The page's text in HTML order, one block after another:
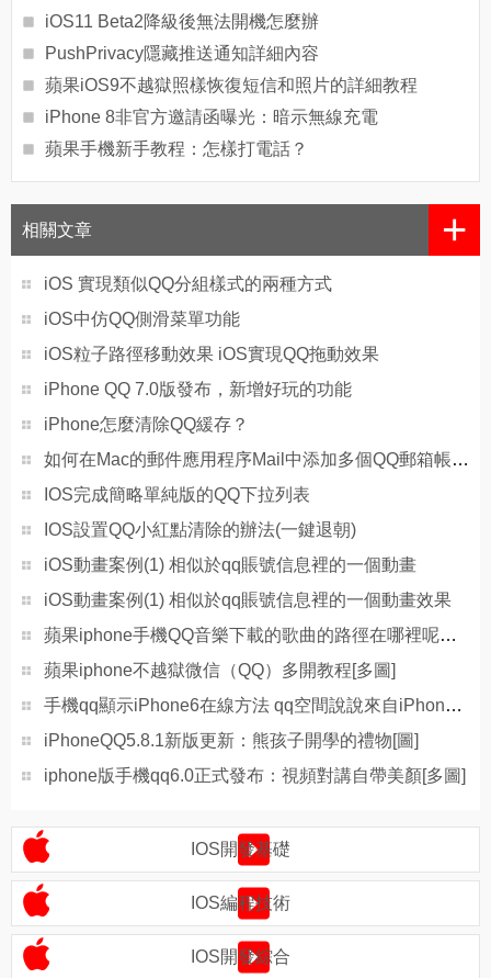
iOS11 Beta2降級後無法開機怎麼辦
PushPrivacy隱藏推送通知詳細內容
蘋果iOS9不越獄照樣恢復短信和照片的詳細教程
iPhone 8非官方邀請函曝光：暗示無線充電
蘋果手機新手教程：怎樣打電話？
相關文章 +
iOS 實現類似QQ分組樣式的兩種方式
iOS中仿QQ側滑菜單功能
iOS粒子路徑移動效果 iOS實現QQ拖動效果
iPhone QQ 7.0版發布，新增好玩的功能
iPhone怎麼清除QQ緩存？
如何在Mac的郵件應用程序Mail中添加多個QQ郵箱帳戶?
IOS完成簡略單純版的QQ下拉列表
IOS設置QQ小紅點清除的辦法(一鍵退朝)
iOS動畫案例(1) 相似於qq賬號信息裡的一個動畫
iOS動畫案例(1) 相似於qq賬號信息裡的一個動畫效果
蘋果iphone手機QQ音樂下載的歌曲的路徑在哪裡呢？[圖]
蘋果iphone不越獄微信（QQ）多開教程[多圖]
手機qq顯示iPhone6在線方法 qq空間說說來自iPhone6尾巴設置[多圖]
iPhoneQQ5.8.1新版更新：熊孩子開學的禮物[圖]
iphone版手機qq6.0正式發布：視頻對講自帶美顏[多圖]
IOS開發基礎
IOS編程技術
IOS開發綜合